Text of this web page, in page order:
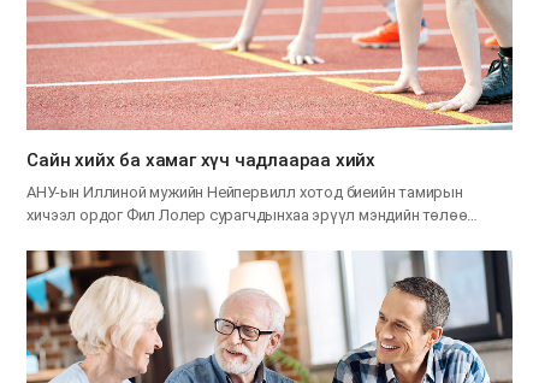
Сайн хийх ба хамаг хүч чадлаараа хийх
АНУ-ын Иллиной мужийн Нейпервилл хотод биеийн тамирын
хичээл ордог Фил Лолер сурагчдынхаа эрүүл мэндийн төлөө…